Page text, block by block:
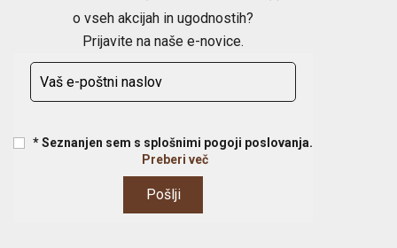
o vseh akcijah in ugodnostih?
Prijavite na naše e-novice.
* Seznanjen sem s splošnimi pogoji poslovanja.
Preberi več